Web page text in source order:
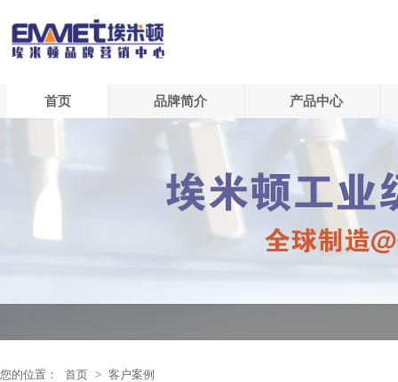
首页 品牌简介 产品中心
您的位置： 首页 > 客户案例